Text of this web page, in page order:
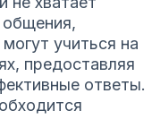
общения,
учиться на
предоставляя
ответы.